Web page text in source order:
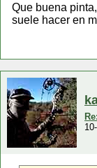
Que buena
suele hacer en